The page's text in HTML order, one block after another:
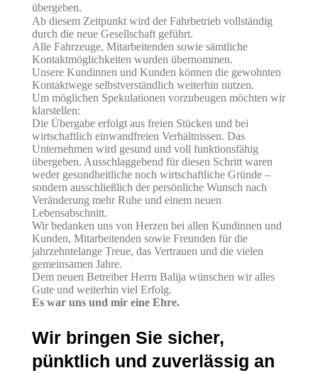
übergeben.
Ab diesem Zeitpunkt wird der Fahrbetrieb vollständig
durch die neue Gesellschaft geführt.
Alle Fahrzeuge, Mitarbeitenden sowie sämtliche
Kontaktmöglichkeiten wurden übernommen.
Unsere Kundinnen und Kunden können die gewohnten
Kontaktwege selbstverständlich weiterhin nutzen.
Um möglichen Spekulationen vorzubeugen möchten wir
klarstellen:
Die Übergabe erfolgt aus freien Stücken und bei
wirtschaftlich einwandfreien Verhältnissen. Das
Unternehmen wird gesund und voll funktionsfähig
übergeben. Ausschlaggebend für diesen Schritt waren
weder gesundheitliche noch wirtschaftliche Gründe –
sondern ausschließlich der persönliche Wunsch nach
Veränderung mehr Ruhe und einem neuen
Lebensabschnitt.
Wir bedanken uns von Herzen bei allen Kundinnen und
Kunden, Mitarbeitenden sowie Freunden für die
jahrzehntelange Treue, das Vertrauen und die vielen
gemeinsamen Jahre.
Dem neuen Betreiber Herrn Balija wünschen wir alles
Gute und weiterhin viel Erfolg.
Es war uns und mir eine Ehre.
Wir bringen Sie sicher,
pünktlich und zuverlässig an